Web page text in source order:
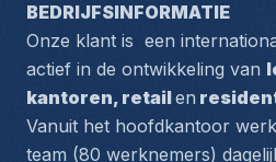
BEDRIJFSINFORMATIE
Onze klant is  een
actief in de ontwikkeling van
kantoren, retail en
Vanuit het hoofdkantoor
team (80 werknemers)